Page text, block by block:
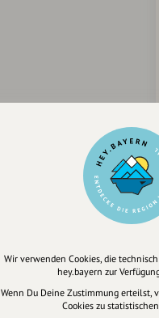
Wir verwenden Cookies, die
hey.bayern zur
Wenn Du Deine Zustimmung erteilst,
Cookies zu